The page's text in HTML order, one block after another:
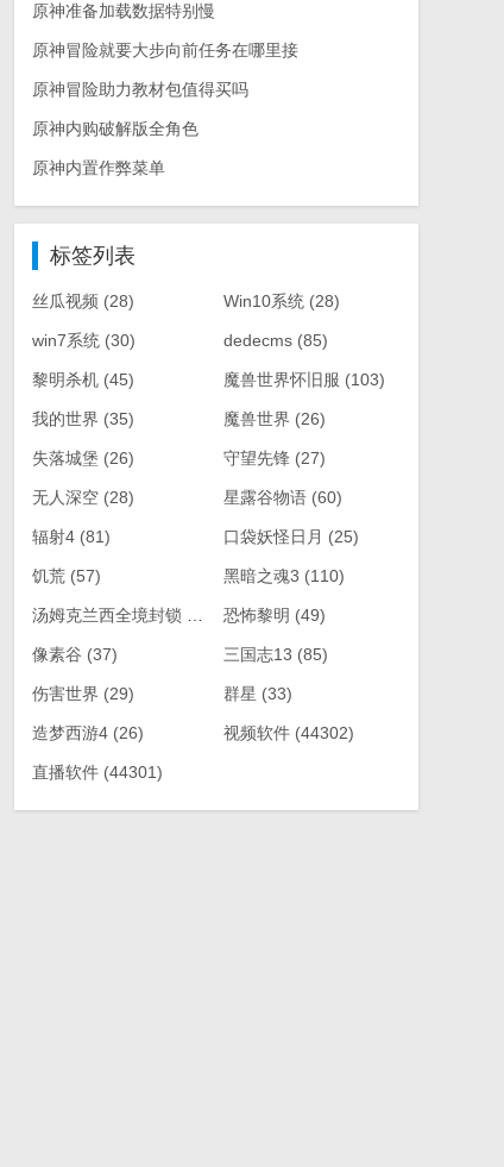
原神准备加载数据特别慢
原神冒险就要大步向前任务在哪里接
原神冒险助力教材包值得买吗
原神内购破解版全角色
原神内置作弊菜单
标签列表
丝瓜视频 (28) Win10系统 (28)
win7系统(30) dedecms (85)
黎明杀机(45) 魔兽世界怀旧服 (103)
我的世界 (35) 魔兽世界 (26)
失落城堡 (26) 守望先锋 (27)
无人深空(28) 星露谷物语 (60)
辐射4(81) 口袋妖怪日月 (25)
饥荒(57) 黑暗之魂3 (110)
汤姆克兰西全境封锁 恐怖黎明 (49)
像素谷 (37) 三国志13 (85)
伤害世界 (29) 群星 (33)
造梦西游4(26) 视频软件 (44302)
直播软件(44301)